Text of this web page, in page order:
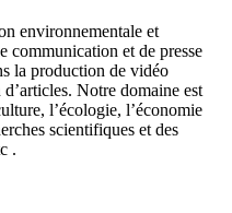
environnementale et
communication et de presse
la production de vidéo
Notre domaine est
l’écologie, l’économie
scientifiques et des
.